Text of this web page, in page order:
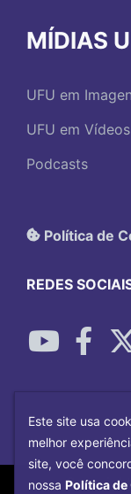
MÍDIAS
UFU em
UFU em Vídeos
Podcasts
Política de
REDES
Este site usa
melhor
site, você
nossa Política de